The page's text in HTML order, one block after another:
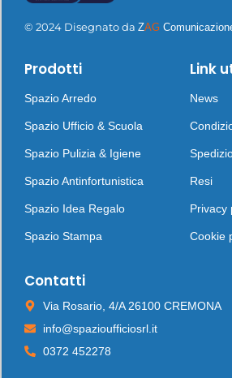
© 2024 Disegnato da ZAG
Prodotti
Spazio Arredo
Spazio Ufficio & Scuola
Spazio Pulizia & Igiene
Spazio Antinfortunistica
Spazio Idea Regalo
Spazio Stampa
Link
News
Resi
Privacy
Cookie
Contatti
Via Rosario, 4/A 26100 CREMONA
info@spazioufficiosrl.it
0372 452278